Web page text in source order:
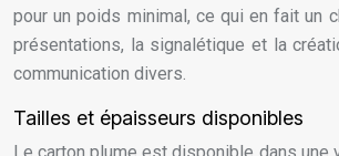
pour un poids minimal, ce qui en fait un
présentations, la signalétique et la
communication divers.
Tailles et épaisseurs disponibles